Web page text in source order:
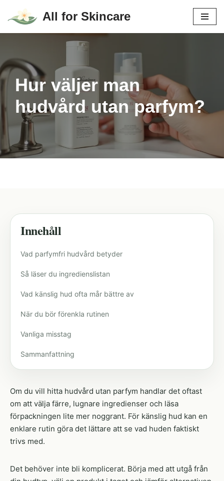
Hoppa
All for Skincare
Hur väljer man
hudvård utan parfym?
Innehåll
Vad parfymfri hudvård betyder
Så läser du ingredienslistan
Vad känslig hud ofta mår bättre av
När du bör förenkla rutinen
Vanliga misstag
Sammanfattning
Om du vill hitta hudvård utan parfym handlar det oftast
om att välja färre, lugnare ingredienser och läsa
förpackningen lite mer noggrant. För känslig hud kan en
enklare rutin göra det lättare att se vad huden faktiskt
trivs med.
Det behöver inte bli komplicerat. Börja med att utgå från